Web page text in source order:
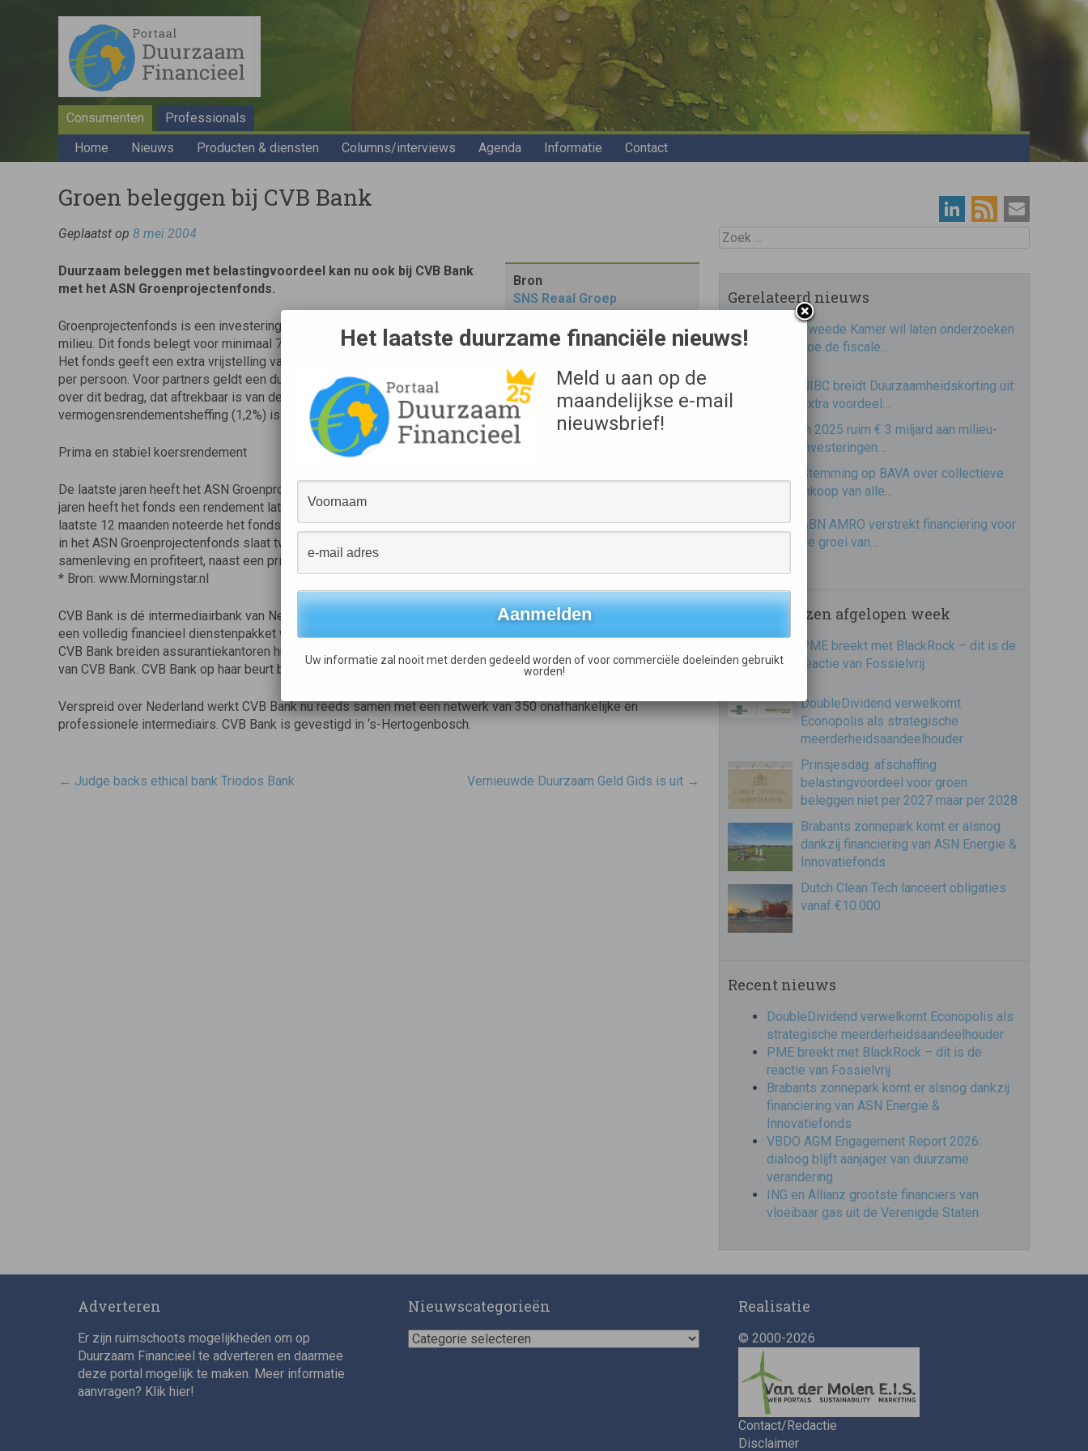
Consumenten
Professionals
Home
Nieuws Producten & diensten Columns/interviews Agenda Informatie Contact
Groen beleggen bij CVB Bank
Geplaatst op 8 mei 2004
Bron
SNS Reaal Groep
Duurzaam beleggen met belastingvoordeel kan nu ook bij CVB Bank
met het ASN Groenprojectenfonds.
Groenprojectenfonds is een investering voor beleggers met oog voor het
milieu. Dit fonds belegt voor minimaal 70% in zogenoemde groenprojecten.
Het fonds geeft een extra vrijstelling van de vermogensrendementheffing tot een maximum van  51.390 (2004)
per persoon. Voor partners geldt een dubbele fiscale vrijstelling. Daarnaast geldt een heffingskorting van 1,3%
over dit bedrag, dat aftrekbaar is van de belasting. Samen met de extra vrijstelling van
vermogensrendementsheffing (1,2%) is een totaal fiscaal voordeel van 2,5% mogelijk.
Prima en stabiel koersrendement
De laatste jaren heeft het ASN Groenprojectenfonds een prima koersrendement behaald. Over de afgelopen drie
jaren heeft het fonds een rendement laten zien van gemiddeld 4,5%*, exclusief het belastingvoordeel. Over de
laatste 12 maanden noteerde het fonds zelfs een rendement van 6,6% (exclusief fiscaal voordeel).* De belegger
in het ASN Groenprojectenfonds slaat twee vliegen in één klap: hij/zij helpt mee aan een milieuvriendelijke
samenleving en profiteert, naast een prima koersrendement, van fiscaal voordeel.
* Bron: www.Morningstar.nl
CVB Bank is dé intermediairbank van Nederland en daardoor de ideale partner voor tussenpersonen die hun klant
een volledig financieel dienstenpakket willen bieden. Door samenwerking met
CVB Bank breiden assurantiekantoren hun bestaande dienstenpakket uit met het assortiment bancaire diensten
van CVB Bank. CVB Bank op haar beurt bouwt zo verder aan haar landelijke dekking.
Verspreid over Nederland werkt CVB Bank nu reeds samen met een netwerk van 350 onafhankelijke en
professionele intermediairs. CVB Bank is gevestigd in ‘s-Hertogenbosch.
Post
← Judge backs ethical bank Triodos Bank Vernieuwde Duurzaam Geld Gids is uit →
Zoek
Gerelateerd nieuws
Tweede Kamer wil laten onderzoeken
hoe de fiscale…
NIBC breidt Duurzaamheidskorting uit:
extra voordeel…
In 2025 ruim € 3 miljard aan milieu-
investeringen…
Stemming op BAVA over collectieve
inkoop van alle…
ABN AMRO verstrekt financiering voor
de groei van…
Meest gelezen afgelopen week
PME breekt met BlackRock – dit is de
reactie van Fossielvrij
DoubleDividend verwelkomt
Econopolis als strategische
meerderheidsaandeelhouder
Prinsjesdag: afschaffing
belastingvoordeel voor groen
beleggen niet per 2027 maar per 2028
Brabants zonnepark komt er alsnog
dankzij financiering van ASN Energie &
Innovatiefonds
Dutch Clean Tech lanceert obligaties
vanaf €10.000
Recent nieuws
DoubleDividend verwelkomt Econopolis als
strategische meerderheidsaandeelhouder
PME breekt met BlackRock – dit is de
reactie van Fossielvrij
Brabants zonnepark komt er alsnog dankzij
financiering van ASN Energie &
Innovatiefonds
VBDO AGM Engagement Report 2026:
dialoog blijft aanjager van duurzame
verandering
ING en Allianz grootste financiers van
vloeibaar gas uit de Verenigde Staten
Adverteren
Er zijn ruimschoots mogelijkheden om op
Duurzaam Financieel te adverteren en daarmee
deze portal mogelijk te maken. Meer informatie
aanvragen? Klik hier!
Nieuwscategorieën
Nieuwscategorieën
Realisatie
© 2000-2026
Contact/Redactie
Disclaimer
Het laatste duurzame financiële nieuws!
Meld u aan op de
maandelijkse e-mail
nieuwsbrief!
Uw informatie zal nooit met derden gedeeld worden of voor commerciële doeleinden gebruikt
worden!